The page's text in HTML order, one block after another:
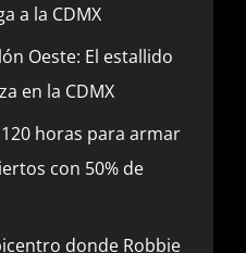
a la CDMX
Oeste: El estallido
en la CDMX
horas para armar
con 50% de
donde Robbie